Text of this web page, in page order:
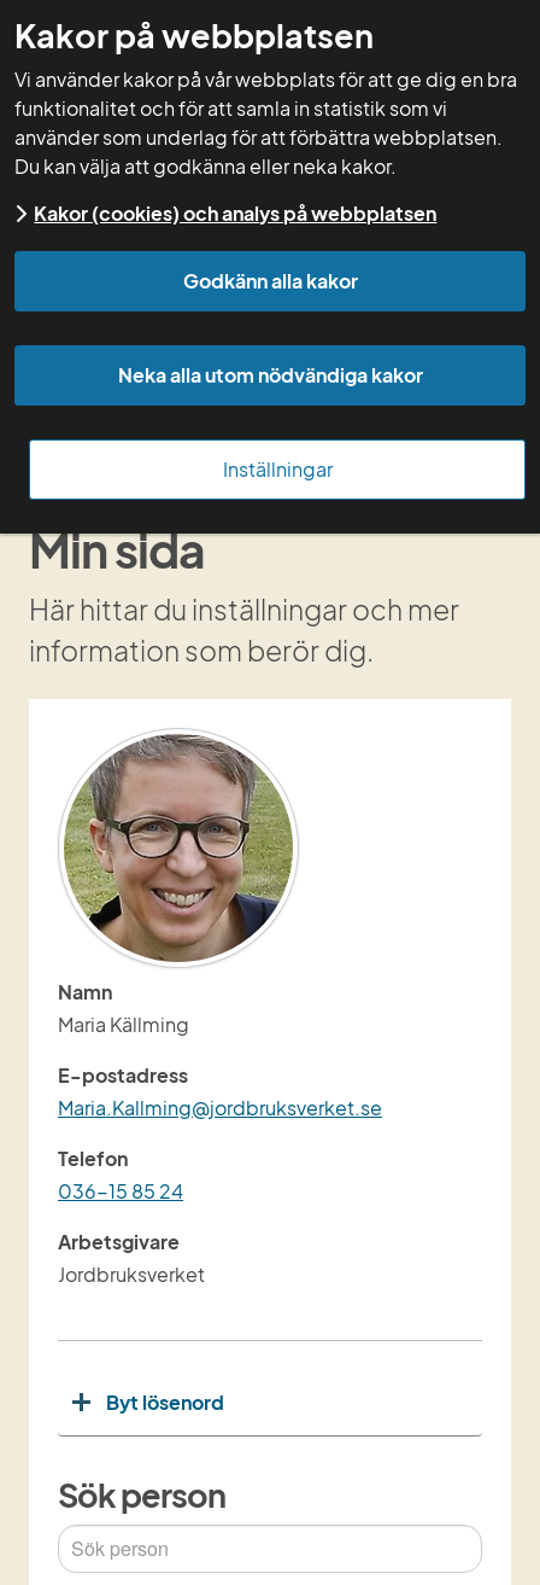
Kakor på webbplatsen
Vi använder kakor på vår webbplats för att ge dig en bra
funktionalitet och för att samla in statistik som vi
använder som underlag för att förbättra webbplatsen.
Du kan välja att godkänna eller neka kakor.
Kakor (cookies) och analys på webbplatsen
Godkänn alla kakor
Neka alla utom nödvändiga kakor
Inställningar
GNW-adm
Start Min sida
Sök person
Kom igång med Greppa forum
Min sida
Här hittar du inställningar och mer
information som berör dig.
Namn
Maria Källming
E-postadress
Maria.Kallming@jordbruksverket.se
Telefon
036-15 85 24
Arbetsgivare
Jordbruksverket
Byt lösenord
Sök person
Sök person